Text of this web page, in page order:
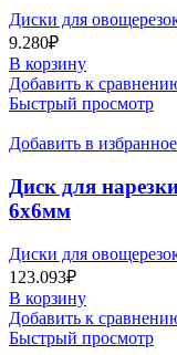
Диски для
9.280₽
В корзину
Добавить к
Быстрый просмотр
Добавить в избранное
Диск для
6х6мм
Диски для
123.093₽
В корзину
Добавить к
Быстрый просмотр